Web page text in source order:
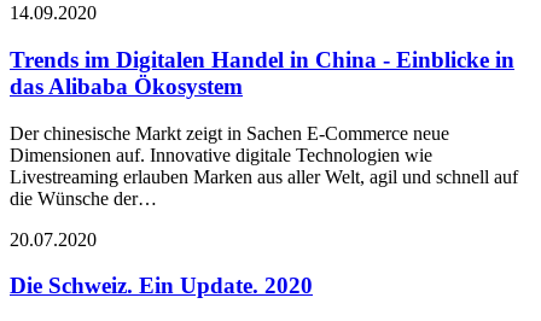
14.09.2020
Trends im Digitalen Handel in China - Einblicke in
das Alibaba Ökosystem
Der chinesische Markt zeigt in Sachen E-Commerce neue
Dimensionen auf. Innovative digitale Technologien wie
Livestreaming erlauben Marken aus aller Welt, agil und schnell auf
die Wünsche der…
20.07.2020
Die Schweiz. Ein Update. 2020